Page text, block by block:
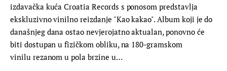
izdavačka kuća Croatia Records s ponosom predstavlja
ekskluzivno vinilno reizdanje "Kao kakao". Album koji je do
današnjeg dana ostao nevjerojatno aktualan, ponovno će
biti dostupan u fizičkom obliku, na 180-gramskom
vinilu rezanom u pola brzine u…